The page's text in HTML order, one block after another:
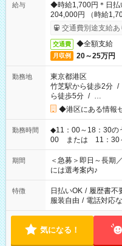
給与
◆時給1,700円＊日払
204,000円 （時給
交通費別途支給あ
交通費 ◆全額支給
月収例 20～25万円
勤務地
東京都港区
竹芝駅から徒歩2分 /
ら徒歩5分 / …
◆港区にある情報
勤務時間
◆11：00～18：30の
00 または 11：30～18：30 。*。ブラ
ば前職が、 在宅/財
スタッフ スイーツ販
業界から入社して活
期間
＜急募＞即日～長期
には選考案内♪
特徴 日払いOK / 履歴書不
服装自由 / 電話対応
気になる！